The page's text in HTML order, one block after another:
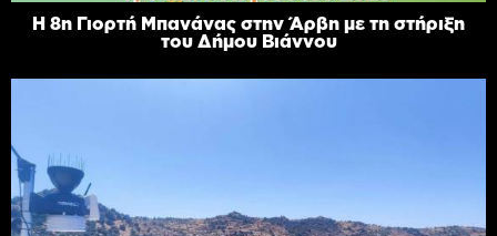
Η 8η Γιορτή Μπανάνας στην Άρβη με τη στήριξη
του Δήμου Βιάννου